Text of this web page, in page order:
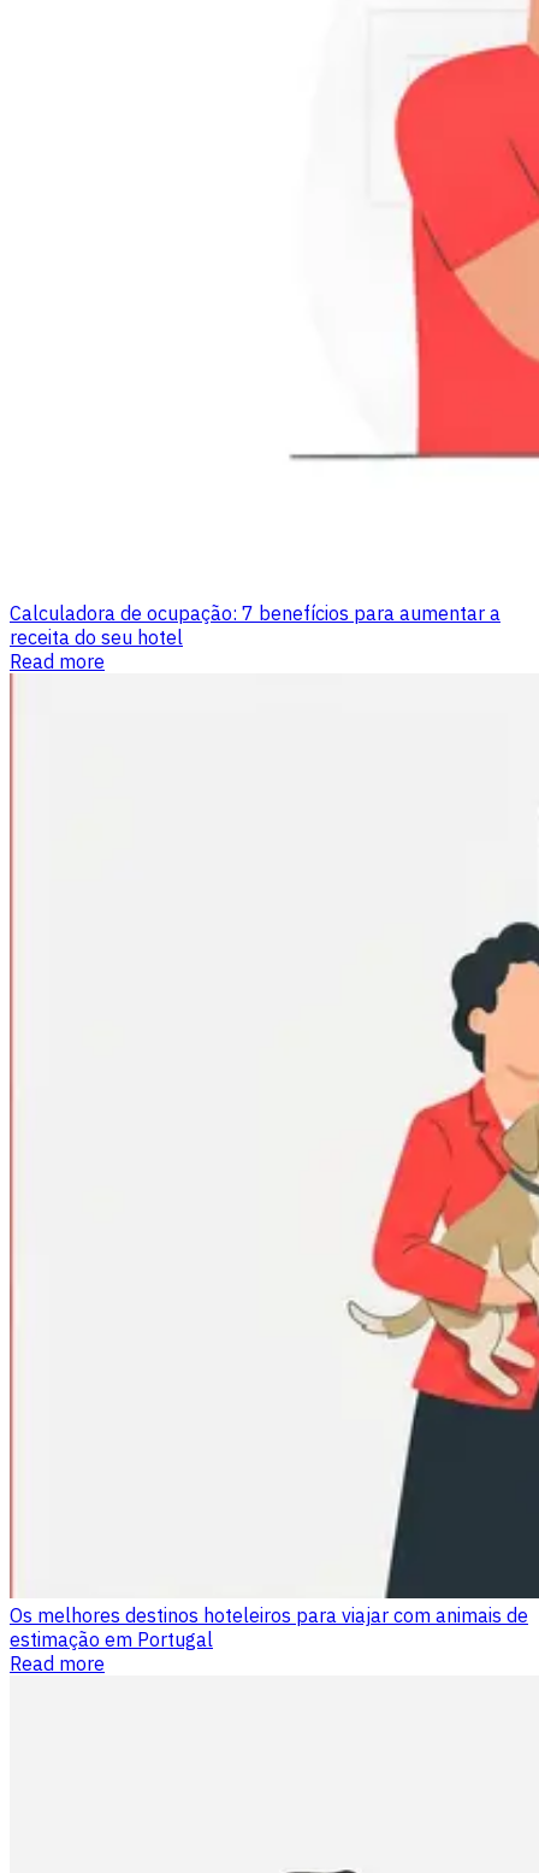
Calculadora de ocupação: 7 benefícios para aumentar a
receita do seu hotel
Read more
Os melhores destinos hoteleiros para viajar com animais de
estimação em Portugal
Read more